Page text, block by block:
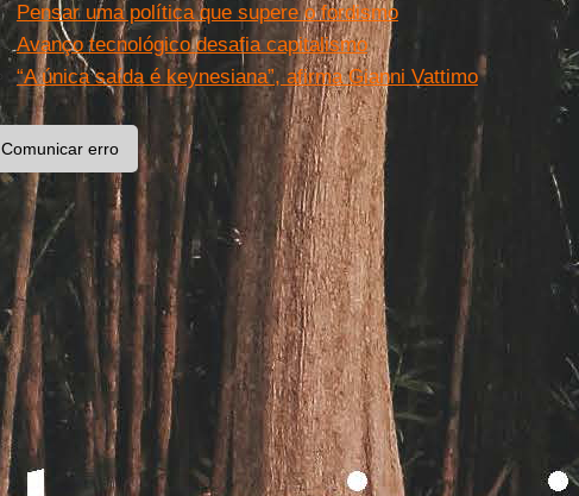
Pensar uma política que supere o fordismo
Avanço tecnológico desafia capitalismo
“A única saída é keynesiana”, afirma Gianni Vattimo
Comunicar erro